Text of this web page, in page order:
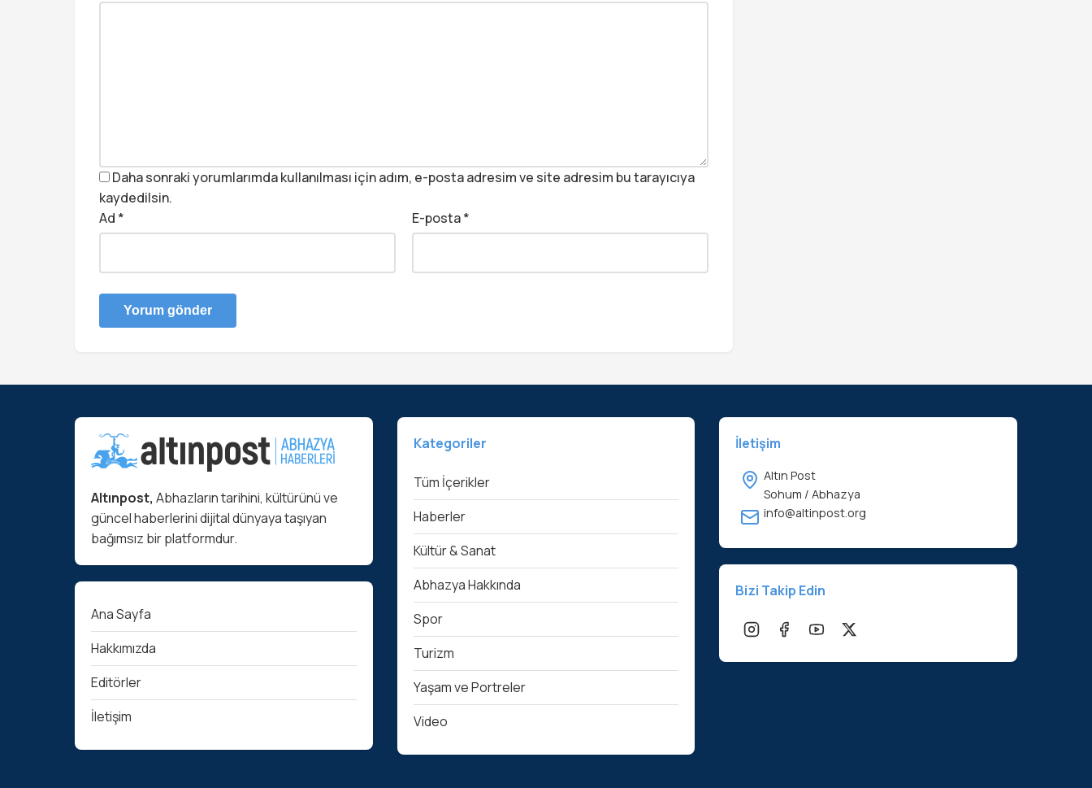
Daha sonraki yorumlarımda kullanılması için adım, e-posta adresim ve site adresim bu tarayıcıya
kaydedilsin.
Ad * E-posta*
Altınpost, Abhazların tarihini, kültürünü ve
güncel haberlerini dijital dünyaya taşıyan
bağımsız bir platformdur.
Ana Sayfa
Hakkımızda
Editörler
İletişim
Kategoriler
Tüm İçerikler
Haberler
Kültür & Sanat
Abhazya Hakkında
Spor
Turizm
Yaşam ve Portreler
Video
İletişim
Altın Post
Sohum / Abhazya
info@altinpost.org
Bizi Takip Edin